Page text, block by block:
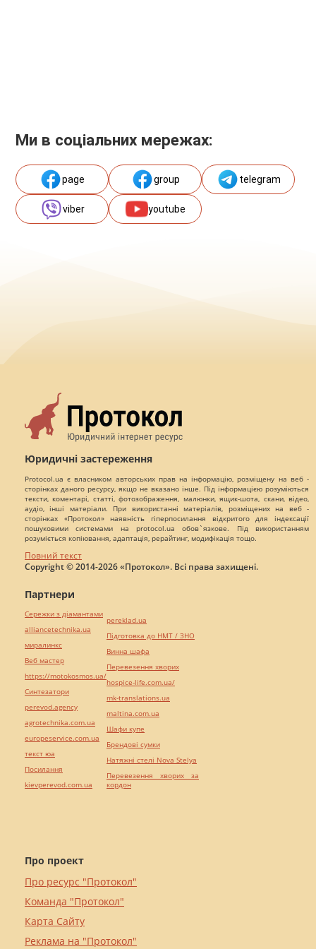
Ми в соціальних мережах:
page group telegram
viber youtube
Юридичні застереження
Protocol.ua є власником авторських прав на інформацію, розміщену на веб -
сторінках даного ресурсу, якщо не вказано інше. Під інформацією розуміються
тексти, коментарі, статті, фотозображення, малюнки, ящик-шота, скани, відео,
аудіо, інші матеріали. При використанні матеріалів, розміщених на веб -
сторінках «Протокол» наявність гіперпосилання відкритого для індексації
пошуковими системами на protocol.ua обов`язкове. Під використанням
розуміється копіювання, адаптація, рерайтинг, модифікація тощо.
Повний текст
Copyright © 2014-2026 «Протокол». Всі права захищені.
Про проект
Про ресурс "Протокол"
Команда "Протокол"
Карта Сайту
Реклама на "Протокол"
Партнери
Сережки з діамантами
alliancetechnika.ua
миралинкс
Веб мастер
https://motokosmos.ua/
Синтезатори
perevod.agency
agrotechnika.com.ua
europeservice.com.ua
текст юа
Посилання
kievperevod.com.ua
pereklad.ua
Підготовка до НМТ / ЗНО
Винна шафа
Перевезення хворих
hospice-life.com.ua/
mk-translations.ua
maltina.com.ua
Шафи купе
Брендові сумки
Натяжні стелі Nova Stelya
Перевезення хворих за
кордон